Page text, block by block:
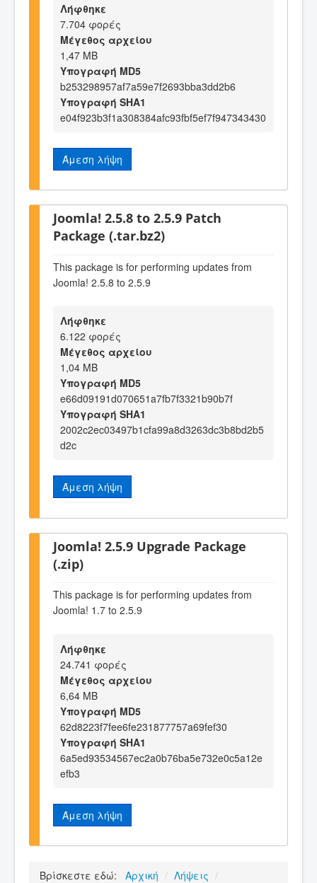
Λήφθηκε
7.704 φορές
Μέγεθος αρχείου
1,47 MB
Υπογραφή MD5
b253298957af7a59e7f2693bba3dd2b6
Υπογραφή SHA1
e04f923b3f1a308384afc93fbf5ef7f947343430
Άμεση λήψη
Joomla! 2.5.8 to 2.5.9 Patch
Package (.tar.bz2)
This package is for performing updates from
Joomla! 2.5.8 to 2.5.9
Λήφθηκε
6.122 φορές
Μέγεθος αρχείου
1,04 MB
Υπογραφή MD5
e66d09191d070651a7fb7f3321b90b7f
Υπογραφή SHA1
2002c2ec03497b1cfa99a8d3263dc3b8bd2b5
d2c
Άμεση λήψη
Joomla! 2.5.9 Upgrade Package
(.zip)
This package is for performing updates from
Joomla! 1.7 to 2.5.9
Λήφθηκε
24.741 φορές
Μέγεθος αρχείου
6,64 MB
Υπογραφή MD5
62d8223f7fee6fe231877757a69fef30
Υπογραφή SHA1
6a5ed93534567ec2a0b76ba5e732e0c5a12e
efb3
Άμεση λήψη
Βρίσκεστε εδώ: Αρχική / Λήψεις /